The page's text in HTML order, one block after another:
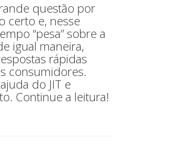
questão por
certo e, nesse
“pesa” sobre a
igual maneira,
rápidas
consumidores.
do JIT e
Continue a leitura!